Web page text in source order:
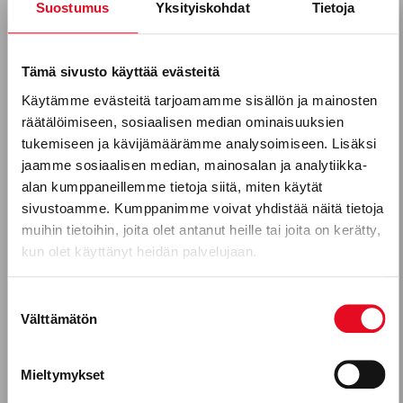
Suostumus Yksityiskohdat Tietoja
Tämä sivusto käyttää evästeitä
Käytämme evästeitä tarjoamamme sisällön ja mainosten
räätälöimiseen, sosiaalisen median ominaisuuksien
tukemiseen ja kävijämäärämme analysoimiseen. Lisäksi
jaamme sosiaalisen median, mainosalan ja analytiikka-
alan kumppaneillemme tietoja siitä, miten käytät
sivustoamme. Kumppanimme voivat yhdistää näitä tietoja
muihin tietoihin, joita olet antanut heille tai joita on kerätty,
kun olet käyttänyt heidän palvelujaan.
valinta
Välttämätön
Mieltymykset
Tilaa uutiskirjeemme
Puhelinnumero
Mitkä seuraavista aihealueista
kiinnostavat sinua?
Reseptit